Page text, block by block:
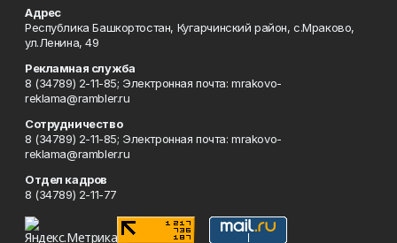
Адрес
Республика Башкортостан, Кугарчинский район, с.Мраково,
ул.Ленина, 49
Рекламная служба
8 (34789) 2-11-85; Электронная почта: mrakovo-
reklama@rambler.ru
Сотрудничество
8 (34789) 2-11-85; Электронная почта: mrakovo-
reklama@rambler.ru
Отдел кадров
8 (34789) 2-11-77